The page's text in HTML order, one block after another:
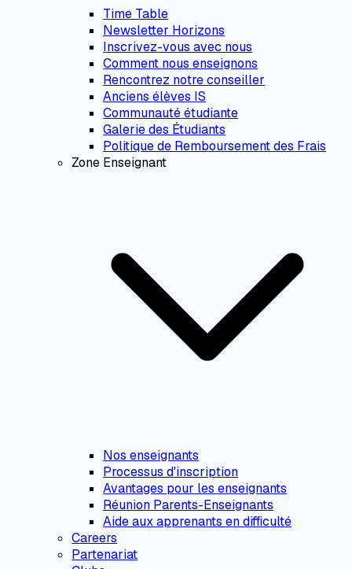
Time Table
Newsletter Horizons
Inscrivez-vous avec nous
Comment nous enseignons
Rencontrez notre conseiller
Anciens élèves IS
Communauté étudiante
Galerie des Étudiants
Politique de Remboursement des Frais
Zone Enseignant
Nos enseignants
Processus d'inscription
Avantages pour les enseignants
Réunion Parents-Enseignants
Aide aux apprenants en difficulté
Careers
Partenariat